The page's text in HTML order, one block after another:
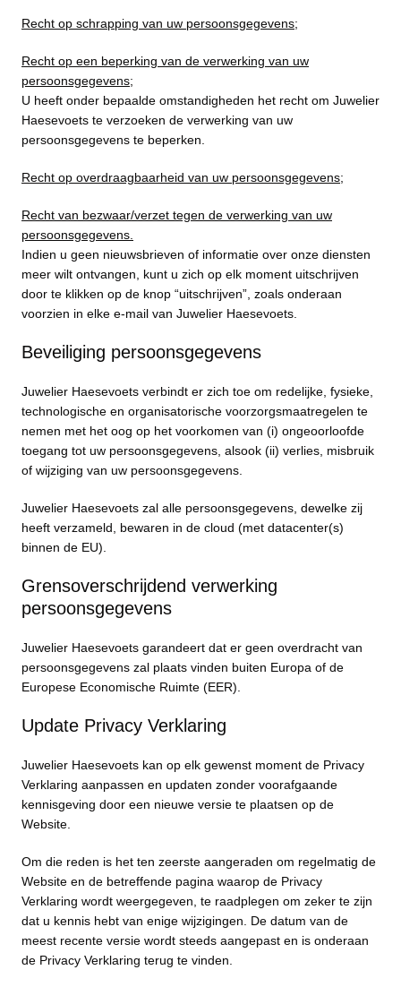
Recht op schrapping van uw persoonsgegevens;
Recht op een beperking van de verwerking van uw
persoonsgegevens;
U heeft onder bepaalde omstandigheden het recht om Juwelier
Haesevoets te verzoeken de verwerking van uw
persoonsgegevens te beperken.
Recht op overdraagbaarheid van uw persoonsgegevens;
Recht van bezwaar/verzet tegen de verwerking van uw
persoonsgegevens.
Indien u geen nieuwsbrieven of informatie over onze diensten
meer wilt ontvangen, kunt u zich op elk moment uitschrijven
door te klikken op de knop “uitschrijven”, zoals onderaan
voorzien in elke e-mail van Juwelier Haesevoets.
Beveiliging persoonsgegevens
Juwelier Haesevoets verbindt er zich toe om redelijke, fysieke,
technologische en organisatorische voorzorgsmaatregelen te
nemen met het oog op het voorkomen van (i) ongeoorloofde
toegang tot uw persoonsgegevens, alsook (ii) verlies, misbruik
of wijziging van uw persoonsgegevens.
Juwelier Haesevoets zal alle persoonsgegevens, dewelke zij
heeft verzameld, bewaren in de cloud (met datacenter(s)
binnen de EU).
Grensoverschrijdend verwerking
persoonsgegevens
Juwelier Haesevoets garandeert dat er geen overdracht van
persoonsgegevens zal plaats vinden buiten Europa of de
Europese Economische Ruimte (EER).
Update Privacy Verklaring
Juwelier Haesevoets kan op elk gewenst moment de Privacy
Verklaring aanpassen en updaten zonder voorafgaande
kennisgeving door een nieuwe versie te plaatsen op de
Website.
Om die reden is het ten zeerste aangeraden om regelmatig de
Website en de betreffende pagina waarop de Privacy
Verklaring wordt weergegeven, te raadplegen om zeker te zijn
dat u kennis hebt van enige wijzigingen. De datum van de
meest recente versie wordt steeds aangepast en is onderaan
de Privacy Verklaring terug te vinden.